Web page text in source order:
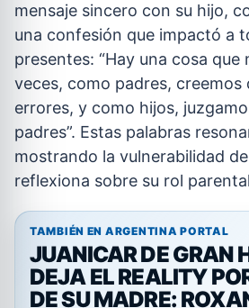
mensaje sincero con su hijo,
una confesión que impactó a
presentes: “Hay una cosa que
veces, como padres, creemos
errores, y como hijos,
padres”. Estas palabras
mostrando la vulnerabilidad
reflexiona sobre su rol
TAMBIÉN EN ARGENTINA PORTAL
JUANICAR DE GRAN
DEJA EL REALITY
DE SU MADRE: